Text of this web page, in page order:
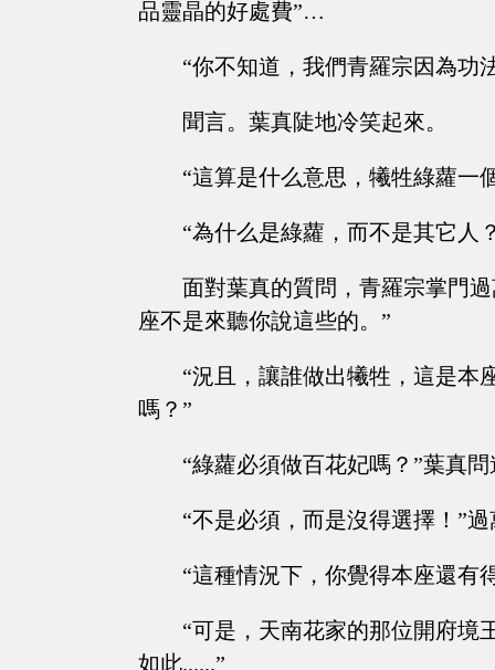
品靈晶的好處費”…
“你不知道，我們青羅宗因為功
聞言。葉真陡地冷笑起來。
“這算是什么意思，犧牲綠蘿一
“為什么是綠蘿，而不是其它人
面對葉真的質問，青羅宗掌門
座不是來聽你說這些的。”
“況且，讓誰做出犧牲，這是本
嗎？”
“綠蘿必須做百花妃嗎？”葉真
“不是必須，而是沒得選擇！”
“這種情況下，你覺得本座還有
“可是，天南花家的那位開府境
如此......”